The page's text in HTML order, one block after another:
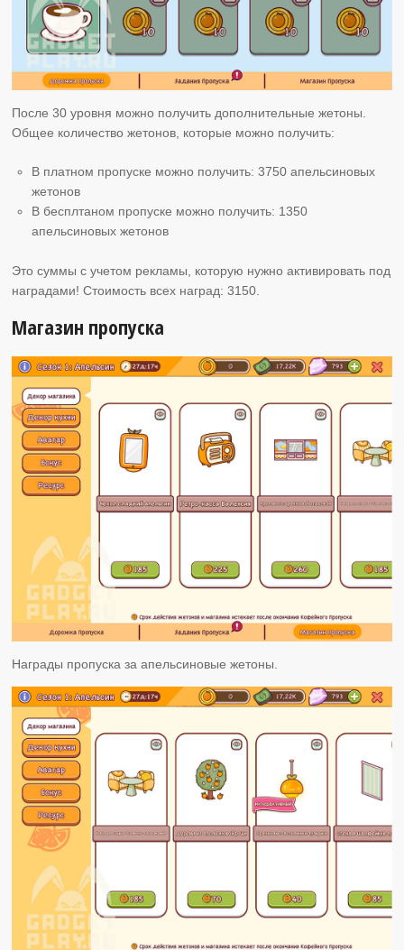
После 30 уровня можно получить дополнительные жетоны.
Общее количество жетонов, которые можно получить:
В платном пропуске можно получить: 3750 апельсиновых
жетонов
В бесплтаном пропуске можно получить: 1350
апельсиновых жетонов
Это суммы с учетом рекламы, которую нужно активировать под
наградами! Стоимость всех наград: 3150.
Магазин пропуска
Награды пропуска за апельсиновые жетоны.